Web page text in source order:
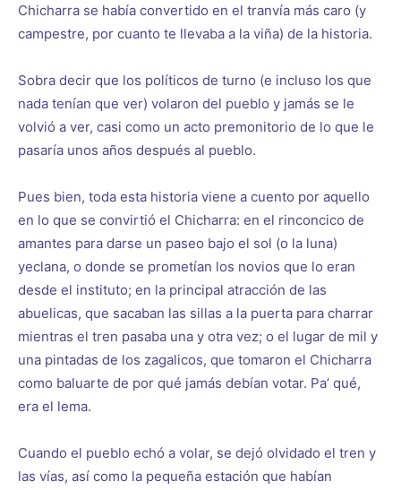
Chicharra se había convertido en el tranvía más caro (y
campestre, por cuanto te llevaba a la viña) de la historia.
Sobra decir que los políticos de turno (e incluso los que
nada tenían que ver) volaron del pueblo y jamás se le
volvió a ver, casi como un acto premonitorio de lo que le
pasaría unos años después al pueblo.
Pues bien, toda esta historia viene a cuento por aquello
en lo que se convirtió el Chicharra: en el rinconcico de
amantes para darse un paseo bajo el sol (o la luna)
yeclana, o donde se prometían los novios que lo eran
desde el instituto; en la principal atracción de las
abuelicas, que sacaban las sillas a la puerta para charrar
mientras el tren pasaba una y otra vez; o el lugar de mil y
una pintadas de los zagalicos, que tomaron el Chicharra
como baluarte de por qué jamás debían votar. Pa’ qué,
era el lema.
Cuando el pueblo echó a volar, se dejó olvidado el tren y
las vías, así como la pequeña estación que habían